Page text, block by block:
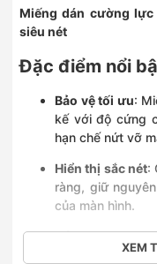
Miếng dán cường lực
siêu nét
Đặc điểm nổi
Bảo vệ tối ưu:
kế với độ cứng
hạn chế nứt vỡ
Hiển thị sắc nét:
ràng, giữ
của màn hình.
Cảm ứng mượt
nhạy, không làm
XEM